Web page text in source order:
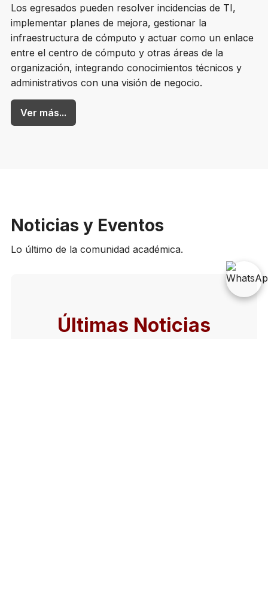
Los egresados pueden resolver incidencias de TI,
implementar planes de mejora, gestionar la
infraestructura de cómputo y actuar como un enlace
entre el centro de cómputo y otras áreas de la
organización, integrando conocimientos técnicos y
administrativos con una visión de negocio.
Ver más...
Noticias y Eventos
Lo último de la comunidad académica.